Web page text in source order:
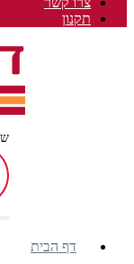
תקנון
דף הבית